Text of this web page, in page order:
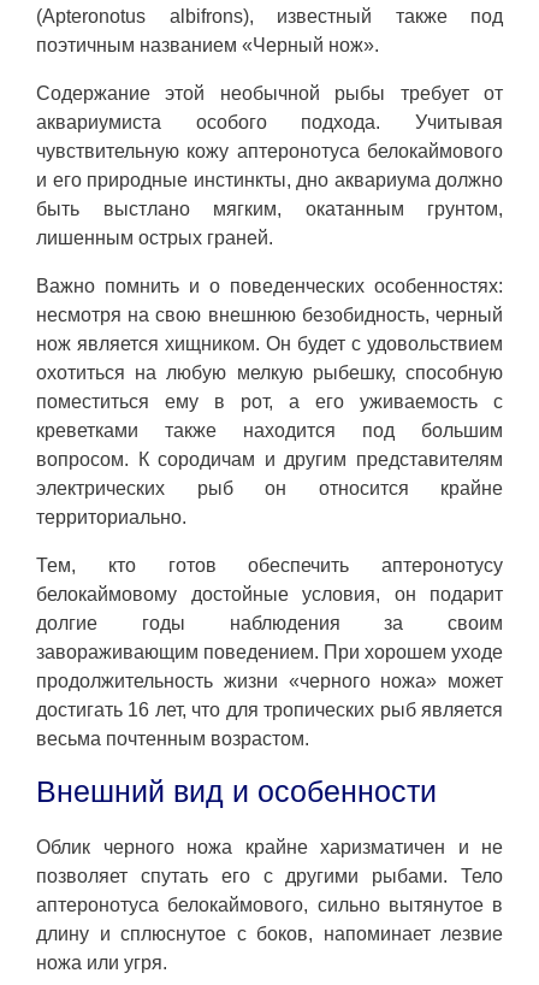
(Apteronotus albifrons), известный также под
поэтичным названием «Черный нож».
Содержание этой необычной рыбы требует от
аквариумиста особого подхода. Учитывая
чувствительную кожу аптеронотуса белокаймового
и его природные инстинкты, дно аквариума должно
быть выстлано мягким, окатанным грунтом,
лишенным острых граней.
Важно помнить и о поведенческих особенностях:
несмотря на свою внешнюю безобидность, черный
нож является хищником. Он будет с удовольствием
охотиться на любую мелкую рыбешку, способную
поместиться ему в рот, а его уживаемость с
креветками также находится под большим
вопросом. К сородичам и другим представителям
электрических рыб он относится крайне
территориально.
Тем, кто готов обеспечить аптеронотусу
белокаймовому достойные условия, он подарит
долгие годы наблюдения за своим
завораживающим поведением. При хорошем уходе
продолжительность жизни «черного ножа» может
достигать 16 лет, что для тропических рыб является
весьма почтенным возрастом.
Внешний вид и особенности
Облик черного ножа крайне харизматичен и не
позволяет спутать его с другими рыбами. Тело
аптеронотуса белокаймового, сильно вытянутое в
длину и сплюснутое с боков, напоминает лезвие
ножа или угря.